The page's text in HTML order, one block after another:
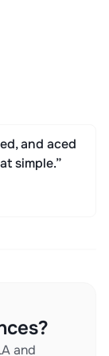
and aced
simple.”
and